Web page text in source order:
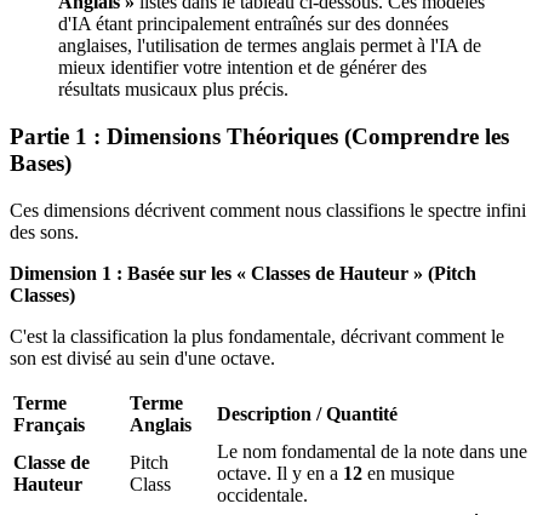
d'IA étant principalement entraînés sur des données
anglaises, l'utilisation de termes anglais permet à l'IA de
mieux identifier votre intention et de générer des
résultats musicaux plus précis.
Partie 1 : Dimensions Théoriques (Comprendre les
Bases)
Ces dimensions décrivent comment nous classifions le spectre infini
des sons.
Dimension 1 : Basée sur les « Classes de Hauteur » (Pitch
Classes)
C'est la classification la plus fondamentale, décrivant comment le
son est divisé au sein d'une octave.
Terme
Français
Terme
Anglais
Description / Quantité
Classe de
Hauteur
Pitch
Class
Le nom fondamental de la note dans une
octave. Il y en a 12 en musique
occidentale.